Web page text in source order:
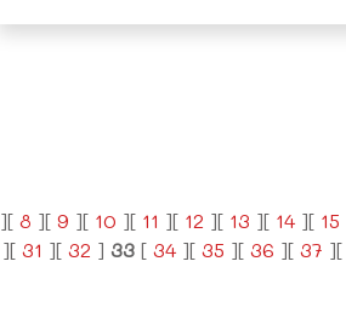
][ 8 ][ 9 ][ 10 ][ 11 ][ 12 ][ 13 ][ 14 ][ 15
][ 31 ][ 32 ] 33 [ 34][ 35 ][ 36 ][ 37 ][